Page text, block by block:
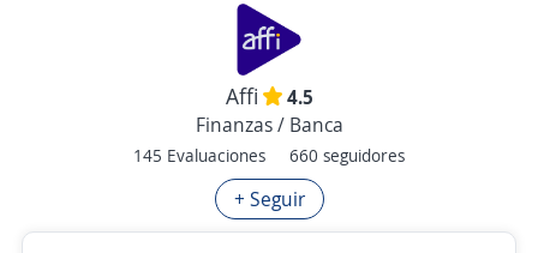
Affi
4.5
Finanzas / Banca
145 Evaluaciones 660 seguidores
+ Seguir